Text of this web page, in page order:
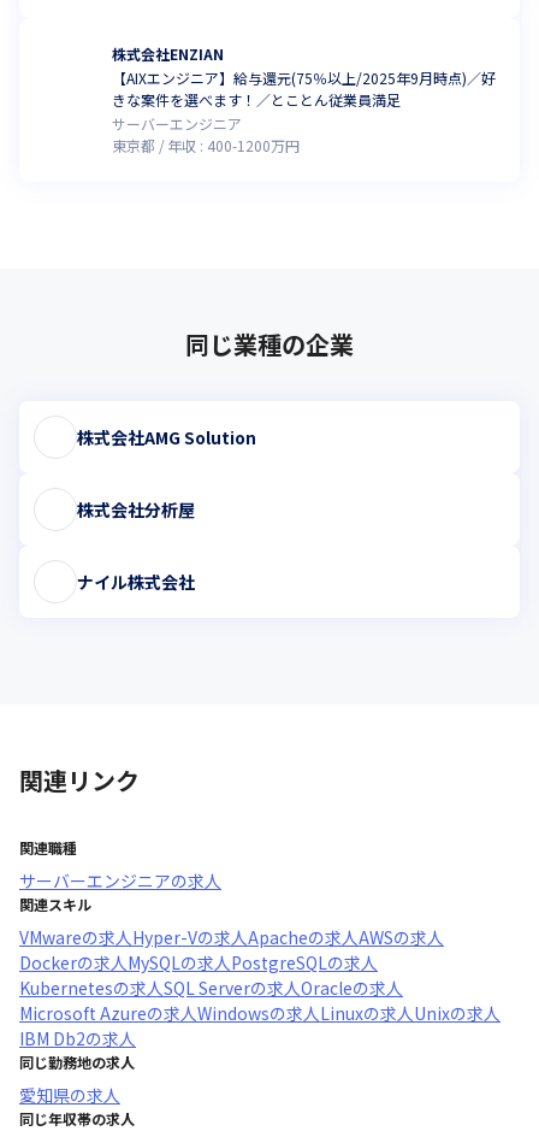
株式会社ENZIAN
【AIXエンジニア】給与還元(75％以上/2025年9月時点)／好
きな案件を選べます！／とことん従業員満足
サーバーエンジニア
東京都
年収 : 400-1200万円
同じ業種の企業
株式会社AMG Solution
株式会社分析屋
ナイル株式会社
関連リンク
関連職種
サーバーエンジニアの求人
関連スキル
VMwareの求人Hyper-Vの求人Apacheの求人AWSの求人
Dockerの求人MySQLの求人PostgreSQLの求人
Kubernetesの求人SQL Serverの求人Oracleの求人
Microsoft Azureの求人Windowsの求人Linuxの求人Unixの求人
IBM Db2の求人
同じ勤務地の求人
愛知県の求人
同じ年収帯の求人